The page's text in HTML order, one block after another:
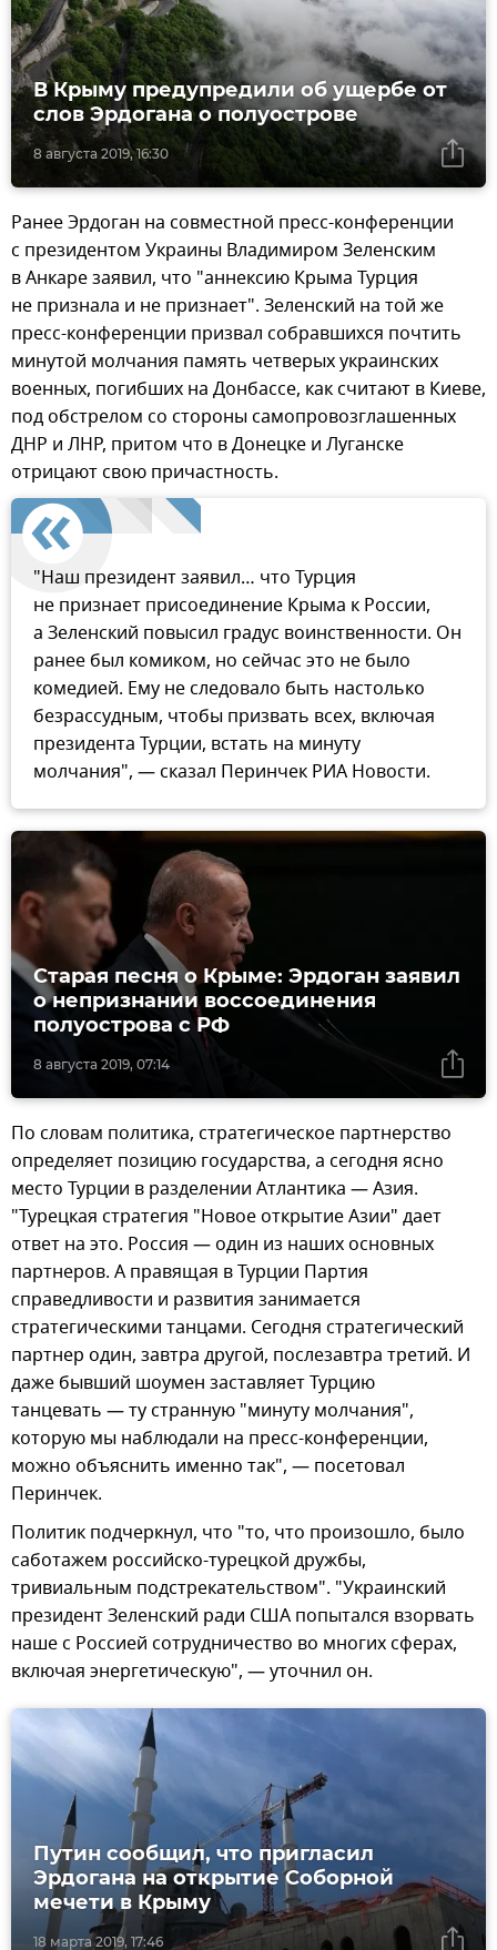
8 августа 2019, 16:30
В Крыму предупредили об ущербе от
слов Эрдогана о полуострове
Ранее Эрдоган на совместной пресс-конференции
с президентом Украины Владимиром Зеленским
в Анкаре заявил, что "аннексию Крыма Турция
не признала и не признает". Зеленский на той же
пресс-конференции призвал собравшихся почтить
минутой молчания память четверых украинских
военных, погибших на Донбассе, как считают в Киеве,
под обстрелом со стороны самопровозглашенных
ДНР и ЛНР, притом что в Донецке и Луганске
отрицают свою причастность.
"Наш президент заявил… что Турция
не признает присоединение Крыма к России,
а Зеленский повысил градус воинственности. Он
ранее был комиком, но сейчас это не было
комедией. Ему не следовало быть настолько
безрассудным, чтобы призвать всех, включая
президента Турции, встать на минуту
молчания", — сказал Перинчек РИА Новости.
8 августа 2019, 07:14
Старая песня о Крыме: Эрдоган заявил
о непризнании воссоединения
полуострова с РФ
По словам политика, стратегическое партнерство
определяет позицию государства, а сегодня ясно
место Турции в разделении Атлантика — Азия.
"Турецкая стратегия "Новое открытие Азии" дает
ответ на это. Россия — один из наших основных
партнеров. А правящая в Турции Партия
справедливости и развития занимается
стратегическими танцами. Сегодня стратегический
партнер один, завтра другой, послезавтра третий. И
даже бывший шоумен заставляет Турцию
танцевать — ту странную "минуту молчания",
которую мы наблюдали на пресс-конференции,
можно объяснить именно так", — посетовал
Перинчек.
Политик подчеркнул, что "то, что произошло, было
саботажем российско-турецкой дружбы,
тривиальным подстрекательством". "Украинский
президент Зеленский ради США попытался взорвать
наше с Россией сотрудничество во многих сферах,
включая энергетическую", — уточнил он.
18 марта 2019, 17:46
Путин сообщил, что пригласил
Эрдогана на открытие Соборной
мечети в Крыму